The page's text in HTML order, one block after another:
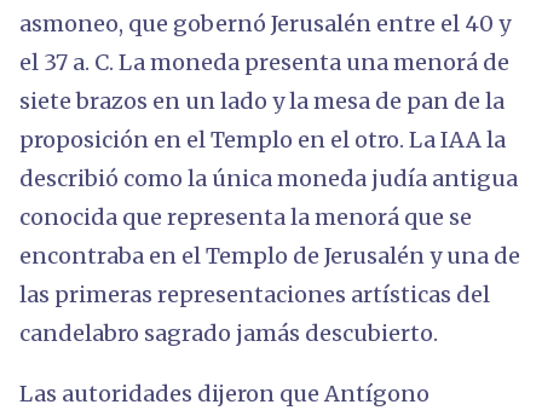
asmoneo, que gobernó Jerusalén entre el 40 y
el 37 a. C. La moneda presenta una menorá de
siete brazos en un lado y la mesa de pan de la
proposición en el Templo en el otro. La IAA la
describió como la única moneda judía antigua
conocida que representa la menorá que se
encontraba en el Templo de Jerusalén y una de
las primeras representaciones artísticas del
candelabro sagrado jamás descubierto.
Las autoridades dijeron que Antígono